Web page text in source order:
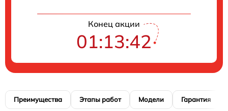
Конец акции
01:13:41
Преимущества Этапы работ Модели Гарантия